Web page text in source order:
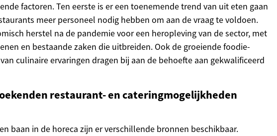
factoren. Ten eerste is er een toenemende trend van uit eten gaan
meer personeel nodig hebben om aan de vraag te voldoen.
herstel na de pandemie voor een heropleving van de sector, met
en bestaande zaken die uitbreiden. Ook de groeiende foodie-
culinaire ervaringen dragen bij aan de behoefte aan gekwalificeerd
restaurant- en cateringmogelijkheden
baan in de horeca zijn er verschillende bronnen beschikbaar.